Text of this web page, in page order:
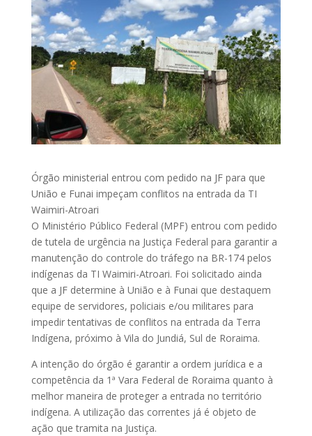
Órgão ministerial entrou com pedido na JF para que
União e Funai impeçam conflitos na entrada da TI
Waimiri-Atroari
O Ministério Público Federal (MPF) entrou com pedido
de tutela de urgência na Justiça Federal para garantir a
manutenção do controle do tráfego na BR-174 pelos
indígenas da TI Waimiri-Atroari. Foi solicitado ainda
que a JF determine à União e à Funai que destaquem
equipe de servidores, policiais e/ou militares para
impedir tentativas de conflitos na entrada da Terra
Indígena, próximo à Vila do Jundiá, Sul de Roraima.
A intenção do órgão é garantir a ordem jurídica e a
competência da 1ª Vara Federal de Roraima quanto à
melhor maneira de proteger a entrada no território
indígena. A utilização das correntes já é objeto de
ação que tramita na Justiça.